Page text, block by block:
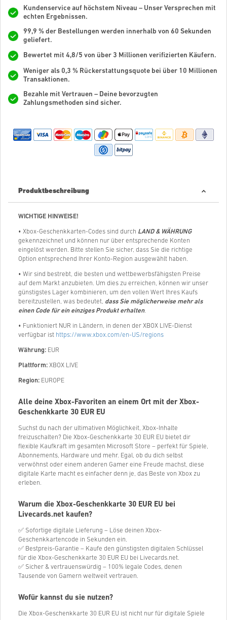
Kundenservice auf höchstem Niveau – Unser Versprechen mit
echten Ergebnissen.
99,9 % der Bestellungen werden innerhalb von 60 Sekunden
geliefert.
Bewertet mit 4,8/5 von über 3 Millionen verifizierten Käufern.
Weniger als 0,3 % Rückerstattungsquote bei über 10 Millionen
Transaktionen.
Bezahle mit Vertrauen – Deine bevorzugten
Zahlungsmethoden sind sicher.
Produktbeschreibung
WICHTIGE HINWEISE!
• Xbox-Geschenkkarten-Codes sind durch LAND & WÄHRUNG
gekennzeichnet und können nur über entsprechende Konten
eingelöst werden. Bitte stellen Sie sicher, dass Sie die richtige
Option entsprechend Ihrer Konto-Region ausgewählt haben.
• Wir sind bestrebt, die besten und wettbewerbsfähigsten Preise
auf dem Markt anzubieten. Um dies zu erreichen, können wir unser
günstigstes Lager kombinieren, um den vollen Wert Ihres Kaufs
bereitzustellen, was bedeutet, dass Sie möglicherweise mehr als
einen Code für ein einziges Produkt erhalten.
• Funktioniert NUR in Ländern, in denen der XBOX LIVE-Dienst
verfügbar ist https://www.xbox.com/en-US/regions
Währung: EUR
Plattform: XBOX LIVE
Region: EUROPE
Alle deine Xbox-Favoriten an einem Ort mit der Xbox-
Geschenkkarte 30 EUR EU
Suchst du nach der ultimativen Möglichkeit, Xbox-Inhalte
freizuschalten? Die Xbox-Geschenkkarte 30 EUR EU bietet dir
flexible Kaufkraft im gesamten Microsoft Store – perfekt für Spiele,
Abonnements, Hardware und mehr. Egal, ob du dich selbst
verwöhnst oder einem anderen Gamer eine Freude machst, diese
digitale Karte macht es einfacher denn je, das Beste von Xbox zu
erleben.
Warum die Xbox-Geschenkkarte 30 EUR EU bei
Livecards.net kaufen?
✅ Sofortige digitale Lieferung – Löse deinen Xbox-
Geschenkkartencode in Sekunden ein.
✅ Bestpreis-Garantie – Kaufe den günstigsten digitalen Schlüssel
für die Xbox-Geschenkkarte 30 EUR EU bei Livecards.net.
✅ Sicher & vertrauenswürdig – 100% legale Codes, denen
Tausende von Gamern weltweit vertrauen.
Wofür kannst du sie nutzen?
Die Xbox-Geschenkkarte 30 EUR EU ist nicht nur für digitale Spiele